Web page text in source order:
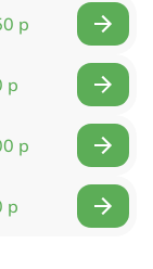
р
р
р
р